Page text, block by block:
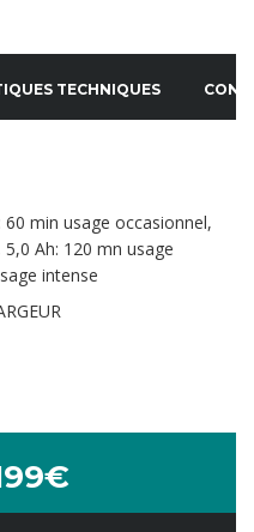
TECHNIQUES
min usage occasionnel,
Ah: 120 mn usage
intense